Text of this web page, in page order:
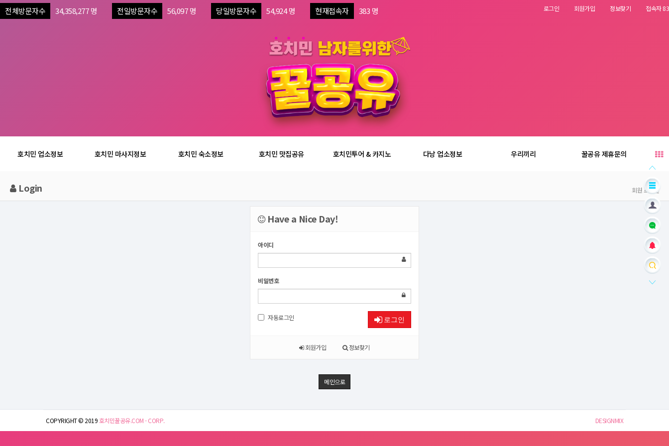
전체방문자수 34,358,277 명 전일방문자수 56,097 명 당일방문자수 54,924 명 현재접속자 383 명 로그인 회원가입 정보찾기 접속자 83
호치민 업소정보 호치민 마사지정보 호치민 숙소정보 호치민 맛집공유 호치민투어 & 카지노 다낭 업소정보 우리끼리 꿀공유 제휴문의
Login 회원 로그인
Have a Nice Day!
아이디
비밀번호
자동로그인 로그인
회원가입 정보찾기
메인으로
COPYRIGHT © 2019호치민꿀공유.COM - CORP. DESIGNMIX